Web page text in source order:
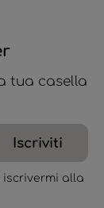
tua casella
Iscriviti
iscrivermi alla